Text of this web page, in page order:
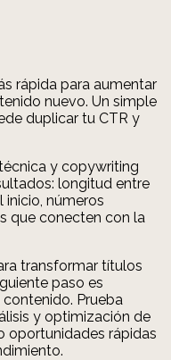
rápida para aumentar
nuevo. Un simple
duplicar tu CTR y
y copywriting
longitud entre
números
que conecten con la
transformar títulos
paso es
Prueba
y optimización de
oportunidades rápidas